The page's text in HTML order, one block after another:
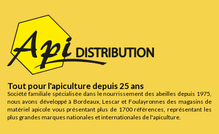
Tout pour l'apiculture depuis 25 ans
Société familiale spécialisée dans le nourrissement des abeilles depuis 1975,
nous avons développé à Bordeaux, Lescar et Foulayronnes des magasins de
matériel apicole vous présentant plus de 1700 références, représentant les
plus grandes marques nationales et internationales de l'apiculture.